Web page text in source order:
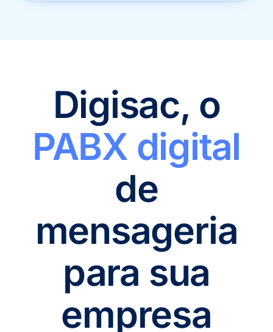
Digisac, o
PABX digital
de
mensageria
para sua
empresa